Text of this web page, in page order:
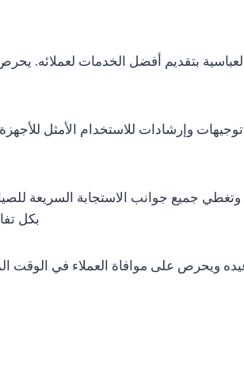
بتقديم أفضل الخدمات لعملائه.
وإرشادات للاستخدام الأمثل
جميع جوانب الاستجابة السريعة
بكل
ويحرص على موافاة العملاء في